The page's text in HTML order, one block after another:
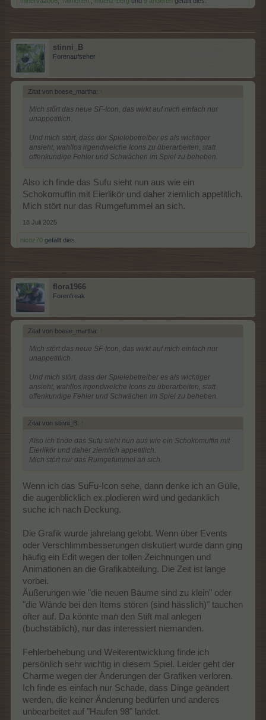
stinni_B
Forenaufseher
Zitat von boese_martha: ↑
Mich stört das neue SF-Icon, das wirkt auf mich einfach nur
unappetitlich.
Und mich stört, dass der Spielebetreiber es als wichtiger
ansieht, wahllos irgendwelche Icons zu überarbeiten, statt
offenkundige Fehler und Schwächen im Spiel zu beheben.
Also ich finde das Sufu sieht nun aus wie ein
Schokomuffin mit Eierlikör und daher ziemlich appetitlich.
Mich stört nur das Rumgefummel an sich.
18 Juli 2025
nicoz70 gefällt dies.
flora1966
Forenfreak
Zitat von boese_martha: ↑
Mich stört das neue SF-Icon, das wirkt auf mich einfach nur
unappetitlich.
Und mich stört, dass der Spielebetreiber es als wichtiger
ansieht, wahllos irgendwelche Icons zu überarbeiten, statt
offenkundige Fehler und Schwächen im Spiel zu beheben.
Zitat von stinni_B: ↑
Also ich finde das Sufu sieht nun aus wie ein Schokomuffin mit
Eierlikör und daher ziemlich appetitlich.
Mich stört nur das Rumgefummel an sich.
Wenn ich das SuFu-Icon sehe, dann denke ich an Gülle,
die augenblicklich ex.plodieren wird und gedanklich
suche ich nach Deckung.
Die Grafik wurde jahrelang gelobt. Wenn über Events
oder Verschlimmbesserungen diskutiert wurde dann ging
häufig ein Edit wegen der tollen Zeichnungen und
Animationen an die Grafikabteilung. Die Zeit ist lange
vorbei.
Äußerungen wie "die neuen Bäume sind zu klein" oder
"die Wände bei den Items stören (sind hässlich)" tauchen
öfter auf. Da könnte man den Stift mal anlegen
(buchstäblich), nur das interessiert niemanden.
Fehlerbehebung und Weiterentwicklung finde ich
persönlich sehr wichtig in diesem Spiel. Leider geht der
Charme wegen der Änderungen der Grafiken verloren.
Ich finde es einfach nur Schade, dass Dinge geändert
werden, die keiner Änderung bedürfen und anderes
unbearbeitet auf "Haufen 98" landet.